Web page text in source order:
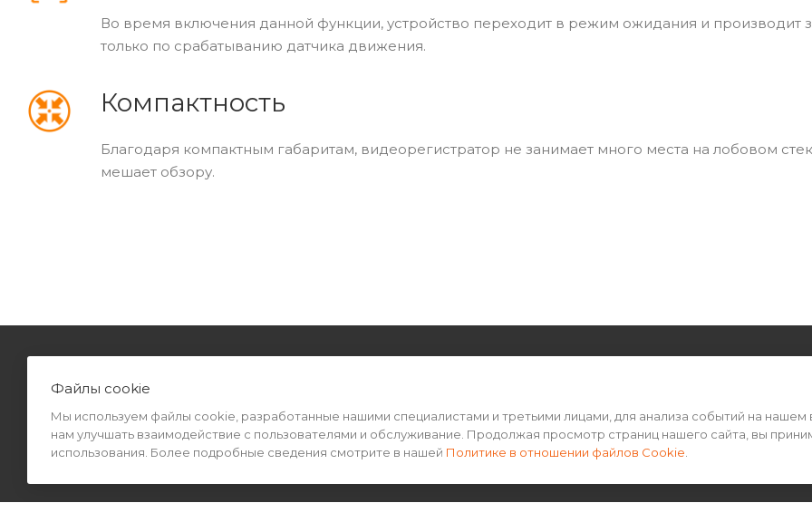
Во время включения данной функции, устройство переходит в режим ожидания и производит
только по срабатыванию датчика движения.
Компактность
Благодаря компактным габаритам, видеорегистратор не занимает много места на лобовом
мешает обзору.
КАТАЛОГ
Пользовательское соглашение
Политика конфиденциальности
Условия
Условия
Файлы cookie
Мы используем файлы cookie, разработанные нашими специалистами и третьими лицами, для анализа событий на нашем
нам улучшать взаимодействие с пользователями и обслуживание. Продолжая просмотр страниц нашего сайта, вы
использования. Более подробные сведения смотрите в нашей Политике в отношении файлов Cookie